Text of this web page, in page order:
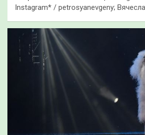
Instagram* / petrosyanevgeny;